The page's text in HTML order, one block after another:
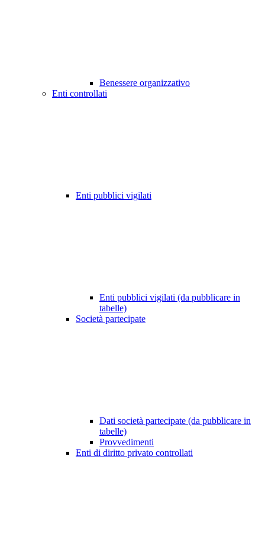
Benessere organizzativo
Enti controllati
Enti pubblici vigilati
Enti pubblici vigilati (da pubblicare in
tabelle)
Società partecipate
Dati società partecipate (da pubblicare in
tabelle)
Provvedimenti
Enti di diritto privato controllati